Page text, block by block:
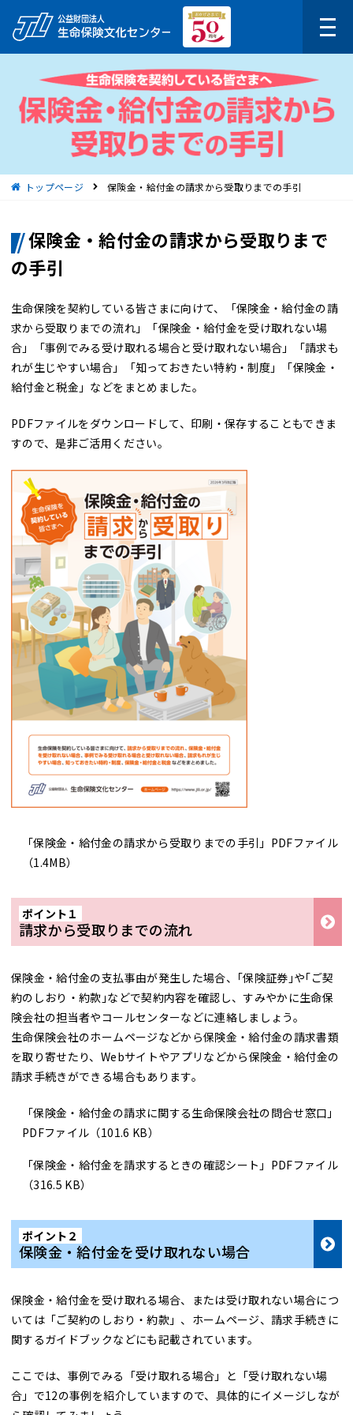
現在位置トップページ 保険金・給付金の請求から受取りまでの手引
保険金・給付金の請求から受取りまで
の手引
生命保険を契約している皆さまに向けて、「保険金・給付金の請
求から受取りまでの流れ」「保険金・給付金を受け取れない場
合」「事例でみる受け取れる場合と受け取れない場合」「請求も
れが生じやすい場合」「知っておきたい特約・制度」「保険金・
給付金と税金」などをまとめました。
PDFファイルをダウンロードして、印刷・保存することもできま
すので、是非ご活用ください。
「保険金・給付金の請求から受取りまでの手引」PDFファイル
（1.4MB）
ポイント１
請求から受取りまでの流れ
保険金・給付金の支払事由が発生した場合、｢保険証券｣や｢ご契
約のしおり・約款｣などで契約内容を確認し、すみやかに生命保
険会社の担当者やコールセンターなどに連絡しましょう。
生命保険会社のホームページなどから保険金・給付金の請求書類
を取り寄せたり、Webサイトやアプリなどから保険金・給付金の
請求手続きができる場合もあります。
「保険金・給付金の請求に関する生命保険会社の問合せ窓口」
PDFファイル（101.6 KB）
「保険金・給付金を請求するときの確認シート」PDFファイル
（316.5 KB）
ポイント２
保険金・給付金を受け取れない場合
保険金・給付金を受け取れる場合、または受け取れない場合につ
いては「ご契約のしおり・約款」、ホームページ、請求手続きに
関するガイドブックなどにも記載されています。
ここでは、事例でみる「受け取れる場合」と「受け取れない場
合」で12の事例を紹介していますので、具体的にイメージしなが